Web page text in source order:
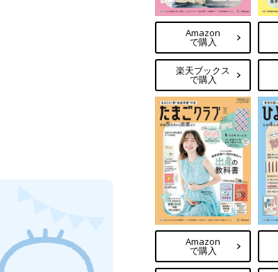
Amazon
で購入
楽天ブックス
で購入
Amazon
で購入